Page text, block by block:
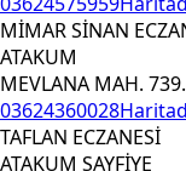
MİMAR SİNAN
ATAKUM
MEVLANA MAH.
03624360028
TAFLAN ECZANESİ
ATAKUM SAYFİYE